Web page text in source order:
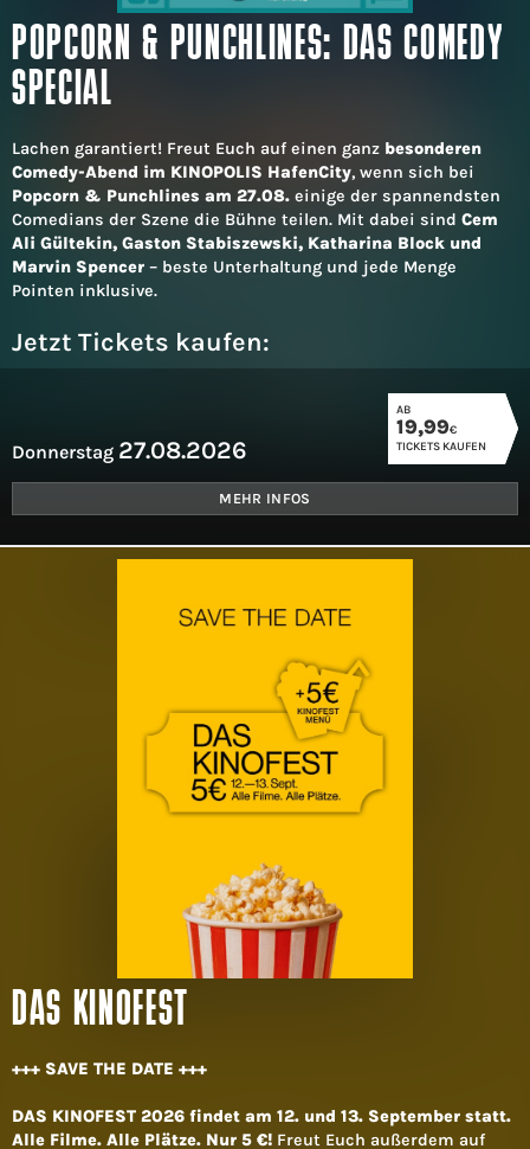
POPCORN & PUNCHLINES: DAS COMEDY
SPECIAL
Lachen garantiert! Freut Euch auf einen ganz besonderen
Comedy-Abend im KINOPOLIS HafenCity, wenn sich bei
Popcorn & Punchlines am 27.08. einige der spannendsten
Comedians der Szene die Bühne teilen. Mit dabei sind Cem
Ali Gültekin, Gaston Stabiszewski, Katharina Block und
Marvin Spencer – beste Unterhaltung und jede Menge
Pointen inklusive.
Jetzt Tickets kaufen:
Donnerstag 27.08.2026
AB
19,99€
TICKETS KAUFEN
MEHR INFOS
DAS KINOFEST
+++ SAVE THE DATE +++
DAS KINOFEST 2026 findet am 12. und 13. September statt.
Alle Filme. Alle Plätze. Nur 5 €! Freut Euch außerdem auf